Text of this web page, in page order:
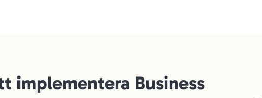
implementera Business